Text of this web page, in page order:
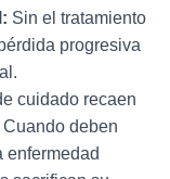
Sin el tratamiento
progresiva
cuidado recaen
deben
enfermedad